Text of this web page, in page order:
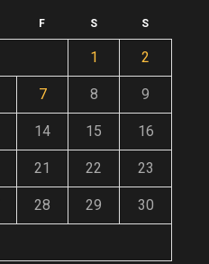
F S S
1 2
7 8 9
14 15 16
21 22 23
28 29 30